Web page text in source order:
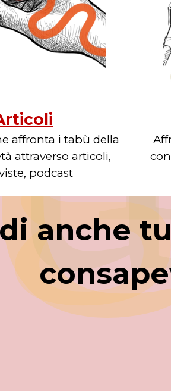
affronta i tabù della
attraverso articoli,
podcast
anche